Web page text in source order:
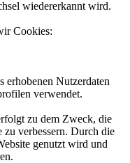
wiedererkannt wird.
Cookies:
erhobenen Nutzerdaten
verwendet.
zu dem Zweck, die
zu verbessern. Durch die
genutzt wird und